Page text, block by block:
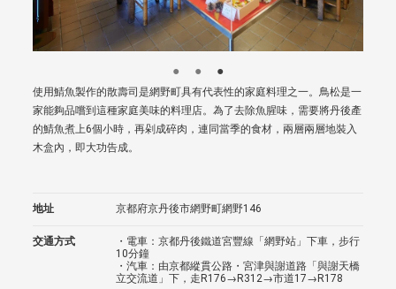
使用鯖魚製作的散壽司是網野町具有代表性的家庭料理之一。鳥松是一
家能夠品嚐到這種家庭美味的料理店。為了去除魚腥味，需要將丹後產
的鯖魚煮上6個小時，再剁成碎肉，連同當季的食材，兩層兩層地裝入
木盒內，即大功告成。
地址 京都府京丹後市網野町網野146
交通方式
・電車：京都丹後鐵道宮豐線「網野站」下車，步行
10分鐘
・汽車：由京都縱貫公路・宮津與謝道路「與謝天橋
立交流道」下，走R176→R312→市道17→R178